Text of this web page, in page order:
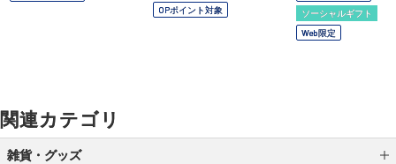
OPポイント対象
ソーシャルギフト
Web限定
関連カテゴリ
雑貨・グッズ